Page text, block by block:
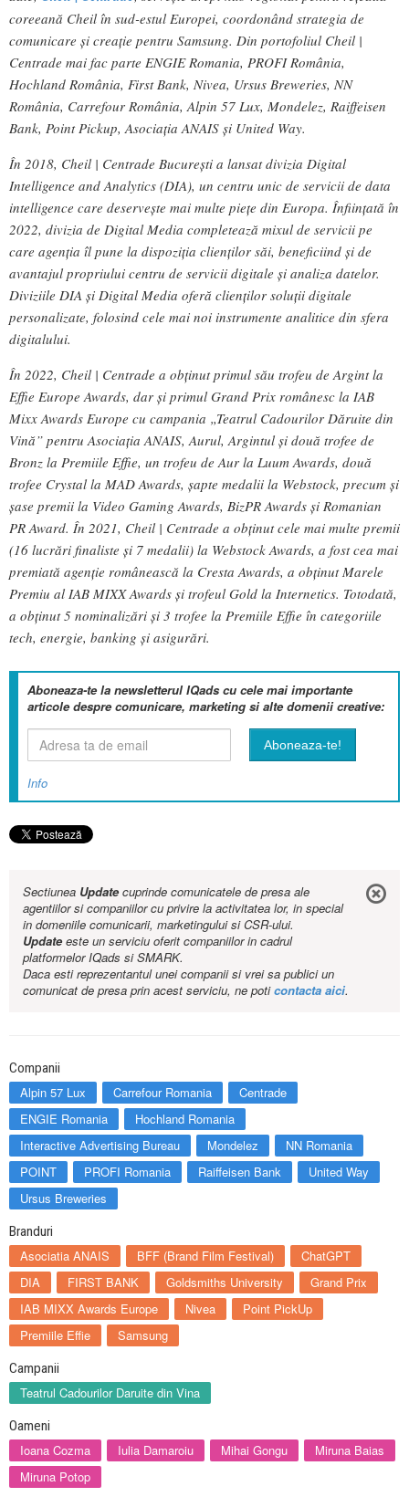
coreeană Cheil în sud-estul Europei, coordonând strategia de
comunicare și creație pentru Samsung. Din portofoliul Cheil |
Centrade mai fac parte ENGIE Romania, PROFI România,
Hochland România, First Bank, Nivea, Ursus Breweries, NN
România, Carrefour România, Alpin 57 Lux, Mondelez, Raiffeisen
Bank, Point Pickup, Asociația ANAIS și United Way.
În 2018, Cheil | Centrade București a lansat divizia Digital
Intelligence and Analytics (DIA), un centru unic de servicii de data
intelligence care deservește mai multe piețe din Europa. Înființată în
2022, divizia de Digital Media completează mixul de servicii pe
care agenția îl pune la dispoziția clienților săi, beneficiind și de
avantajul propriului centru de servicii digitale și analiza datelor.
Diviziile DIA şi Digital Media oferă clienților soluții digitale
personalizate, folosind cele mai noi instrumente analitice din sfera
digitalului.
În 2022, Cheil | Centrade a obținut primul său trofeu de Argint la
Effie Europe Awards, dar și primul Grand Prix românesc la IAB
Mixx Awards Europe cu campania „Teatrul Cadourilor Dăruite din
Vină” pentru Asociația ANAIS, Aurul, Argintul și două trofee de
Bronz la Premiile Effie, un trofeu de Aur la Luum Awards, două
trofee Crystal la MAD Awards, șapte medalii la Webstock, precum și
șase premii la Video Gaming Awards, BizPR Awards și Romanian
PR Award. În 2021, Cheil | Centrade a obținut cele mai multe premii
(16 lucrări finaliste și 7 medalii) la Webstock Awards, a fost cea mai
premiată agenție românească la Cresta Awards, a obținut Marele
Premiu al IAB MIXX Awards și trofeul Gold la Internetics. Totodată,
a obținut 5 nominalizări și 3 trofee la Premiile Effie în categoriile
tech, energie, banking și asigurări.
Aboneaza-te la newsletterul IQads cu cele mai importante
articole despre comunicare, marketing si alte domenii creative:
Info
Sectiunea Updatecuprinde comunicatele de presa ale
agentiilor si companiilor cu privire la activitatea lor, in special
in domeniile comunicarii, marketingului si CSR-ului.
Updateeste un serviciu oferit companiilor in cadrul
platformelor IQads si SMARK.
Daca esti reprezentantul unei companii si vrei sa publici un
comunicat de presa prin acest serviciu, ne poticontacta aici.
Companii
Alpin 57 Lux Carrefour Romania
Centrade
ENGIE Romania
Hochland Romania
Interactive Advertising Bureau
Mondelez
NN Romania
POINT
PROFI Romania Raiffeisen Bank
United Way
Ursus Breweries
Branduri
Asociatia ANAIS BFF (Brand Film Festival)
ChatGPT
DIA
FIRST BANK Goldsmiths University
Grand Prix
IAB MIXX Awards Europe
Nivea
Point PickUp
Premiile Effie
Samsung
Campanii
Teatrul Cadourilor Daruite din Vina
Oameni
Ioana Cozma Iulia Damaroiu Mihai Gongu
Miruna Baias
Miruna Potop